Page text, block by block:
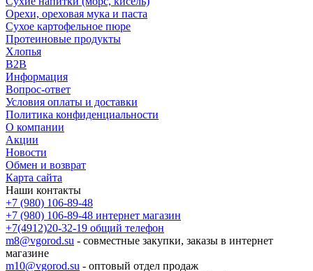
Орехи, ореховая мука и паста
Сухое картофельное пюре
Протеиновые продукты
Хлопья
B2B
Информация
Вопрос-ответ
Условия оплаты и доставки
Политика конфиденциальности
О компании
Акции
Новости
Обмен и возврат
Карта сайта
Наши контакты
+7 (980) 106-89-48
+7 (980) 106-89-48 интернет магазин
+7(4912)20-32-19 общий телефон
m8@vgorod.su - совместные закупки, заказы в интернет
магазине
m10@vgorod.su - оптовый отдел продаж